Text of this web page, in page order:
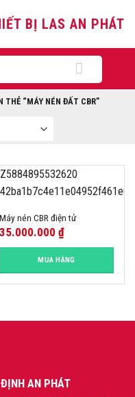
BỊ LAS AN PHÁT
THẺ “MÁY NÉN ĐẤT CBR”
Máy nén CBR điện tử
35.000.000 ₫
MUA HÀNG
AN PHÁT